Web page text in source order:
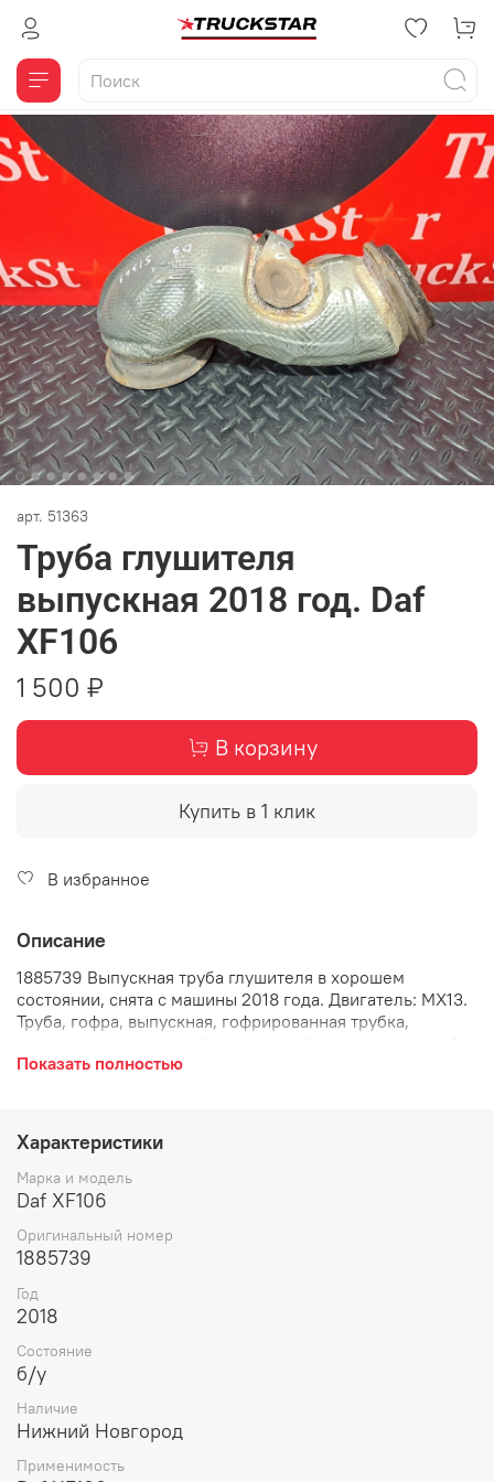
арт. 51363
Труба глушителя
выпускная 2018 год. Daf
XF106
1 500 ₽
В корзину
Купить в 1 клик
В избранное
Описание
1885739 Выпускная труба глушителя в хорошем
состоянии, снята с машины 2018 года. Двигатель: MX13.
Труба, гофра, выпускная, гофрированная трубка,
выхлопная труба.
Показать полностью
Характеристики
Марка и модель
Daf XF106
Оригинальный номер
1885739
Год
2018
Состояние
б/у
Наличие
Нижний Новгород
Применимость